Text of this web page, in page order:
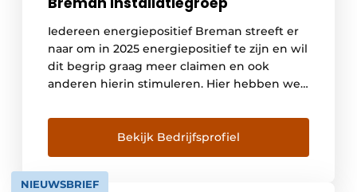
Iedereen energiepositief Breman streeft er
naar om in 2025 energiepositief te zijn en wil
dit begrip graag meer claimen en ook
anderen hierin stimuleren. Hier hebben we
energiepositief’.
Bekijk Bedrijfsprofiel
NIEUWSBRIEF